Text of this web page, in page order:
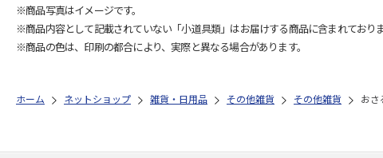
※商品写真はイメージです。
※商品内容として記載されていない「小道具類」はお届けする商品に含まれておりま
※商品の色は、印刷の都合により、実際と異なる場合があります。
ホーム ネットショップ 雑貨・日用品 その他雑貨 その他雑貨 お